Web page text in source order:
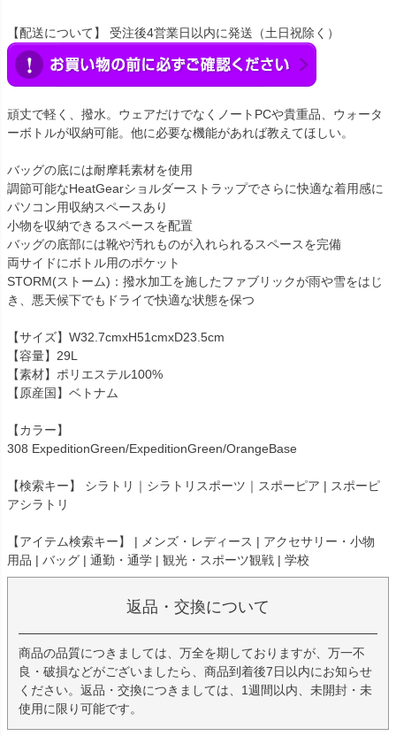
【配送について】 受注後4営業日以内に発送（土日祝除く）
頑丈で軽く、撥水。ウェアだけでなくノートPCや貴重品、ウォータ
ーボトルが収納可能。他に必要な機能があれば教えてほしい。
バッグの底には耐摩耗素材を使用
調節可能なHeatGearショルダーストラップでさらに快適な着用感に
パソコン用収納スペースあり
小物を収納できるスペースを配置
バッグの底部には靴や汚れものが入れられるスペースを完備
両サイドにボトル用のポケット
STORM(ストーム)：撥水加工を施したファブリックが雨や雪をはじ
き、悪天候下でもドライで快適な状態を保つ
【サイズ】W32.7cmxH51cmxD23.5cm
【容量】29L
【素材】ポリエステル100%
【原産国】ベトナム
【カラー】
308 ExpeditionGreen/ExpeditionGreen/OrangeBase
【検索キー】 シラトリ｜シラトリスポーツ｜スポーピア | スポーピ
アシラトリ
【アイテム検索キー】 | メンズ・レディース | アクセサリー・小物
用品 | バッグ | 通勤・通学 | 観光・スポーツ観戦 | 学校
返品・交換について
商品の品質につきましては、万全を期しておりますが、万一不
良・破損などがございましたら、商品到着後7日以内にお知らせ
ください。返品・交換につきましては、1週間以内、未開封・未
使用に限り可能です。